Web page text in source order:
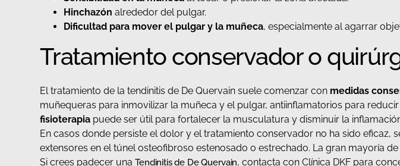
Hinchazónalrededor del pulgar.
Dificultad para mover el pulgar y la muñeca, especialmente al agarrar
Tratamiento conservador o
El tratamiento de la tendinitis de De Quervain suele comenzar con medidas
muñequeras para inmovilizar la muñeca y el pulgar, antiinflamatorios para
fisioterapia puede ser útil para fortalecer la musculatura y disminuir la
En casos donde persiste el dolor y el tratamiento conservador no ha sido eficaz,
extensores en el túnel osteofibroso estenosado o estrechado. La gran mayoría
Si crees padecer unaTendinitis de De Quervain, contacta con Clínica DKF para